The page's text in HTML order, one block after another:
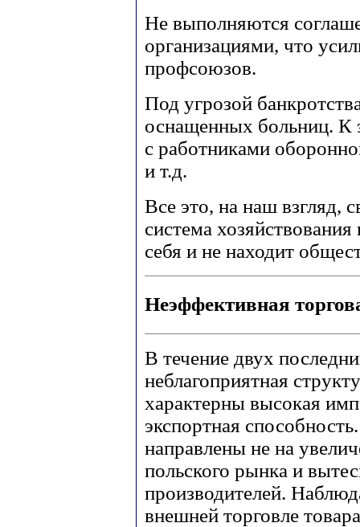
Не выполняются
организациями, что
профсоюзов.
Под угрозой
оснащенных больниц. К
с работниками
и т.д.
Все это, на наш взгляд,
система
себя и не находит
Неэффективная
В течение двух
неблагоприятная
характерны высокая
экспортная
направлены не на
польского рынка и
производителей.
внешней торговле